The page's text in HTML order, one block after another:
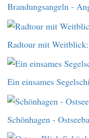
Brandungsangeln -
Radtour mit
Ein einsames
Schönhagen -